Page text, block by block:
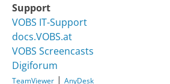
Support
VOBS IT-Support
docs.VOBS.at
VOBS Screencasts
Digiforum
TeamViewer | AnyDesk